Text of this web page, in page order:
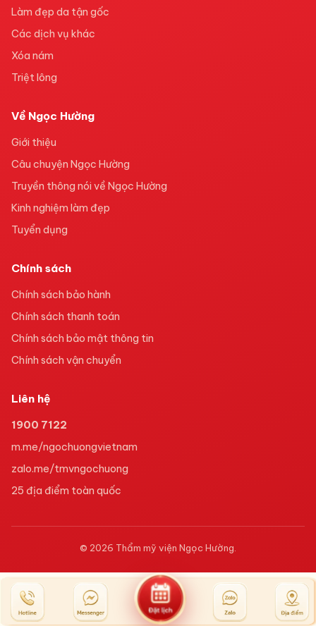
Làm đẹp da tận gốc
Các dịch vụ khác
Xóa nám
Triệt lông
Về Ngọc Hường
Giới thiệu
Câu chuyện Ngọc Hường
Truyền thông nói về Ngọc Hường
Kinh nghiệm làm đẹp
Tuyển dụng
Chính sách
Chính sách bảo hành
Chính sách thanh toán
Chính sách bảo mật thông tin
Chính sách vận chuyển
Liên hệ
1900 7122
m.me/ngochuongvietnam
zalo.me/tmvngochuong
25 địa điểm toàn quốc
© 2026 Thẩm mỹ viện Ngọc Hường